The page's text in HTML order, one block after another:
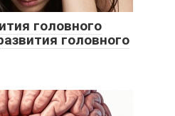
головного
головного